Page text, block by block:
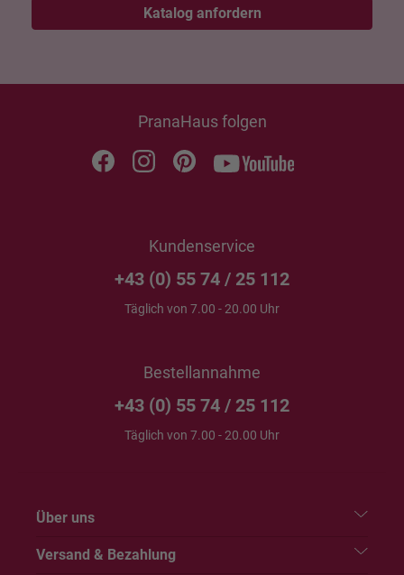
Katalog anfordern
PranaHaus folgen
Kundenservice
+43 (0) 55 74 / 25 112
Täglich von 7.00 - 20.00 Uhr
Bestellannahme
+43 (0) 55 74 / 25 112
Täglich von 7.00 - 20.00 Uhr
Über uns
Versand & Bezahlung